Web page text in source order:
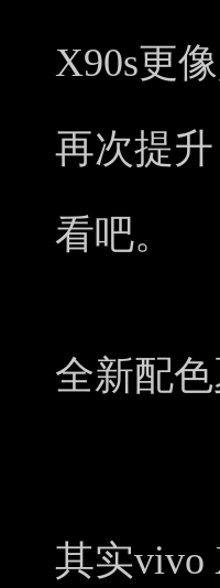
X90s更
再次提
看吧。
全新配
其实vivo